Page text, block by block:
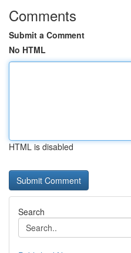
Comments
Submit a Comment
No HTML
HTML is disabled
Search